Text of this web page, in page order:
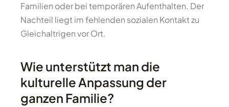
Familien oder bei temporären Aufenthalten. Der
Nachteil liegt im fehlenden sozialen Kontakt zu
Gleichaltrigen vor Ort.
Wie unterstützt man die
kulturelle Anpassung der
ganzen Familie?